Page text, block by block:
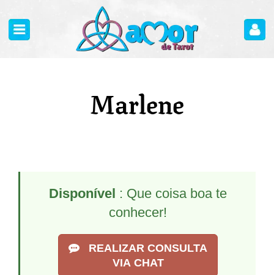
Marlene
Disponível : Que coisa boa te
conhecer!
REALIZAR CONSULTA
VIA CHAT